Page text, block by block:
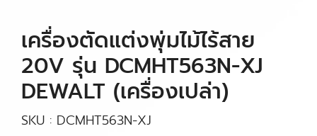
เครื่องตัดแต่งพุ่มไม้ไร้สาย
20V รุ่น DCMHT563N-XJ
DEWALT (เครื่องเปล่า)
SKU : DCMHT563N-XJ